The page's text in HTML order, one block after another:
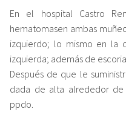
En el hospital Castro
hematomasen ambas
izquierdo; lo mismo en la
izquierda; además de
Después de que le
dada de alta alrededor
ppdo.